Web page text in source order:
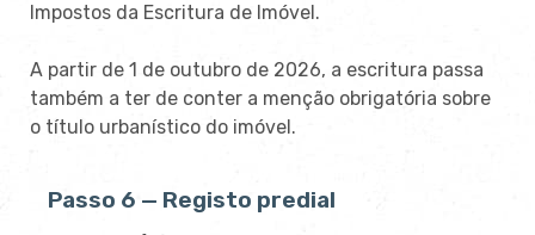
Impostos da Escritura de Imóvel.
A partir de 1 de outubro de 2026, a escritura passa
também a ter de conter a menção obrigatória sobre
o título urbanístico do imóvel.
Passo 6 — Registo predial